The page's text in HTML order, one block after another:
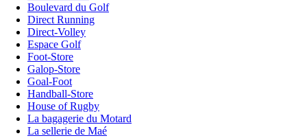
Boulevard du Golf
Direct Running
Direct-Volley
Espace Golf
Foot-Store
Galop-Store
Goal-Foot
Handball-Store
House of Rugby
La bagagerie du Motard
La sellerie de Maé